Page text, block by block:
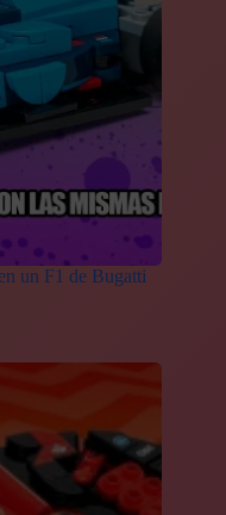
un F1 de Bugatti